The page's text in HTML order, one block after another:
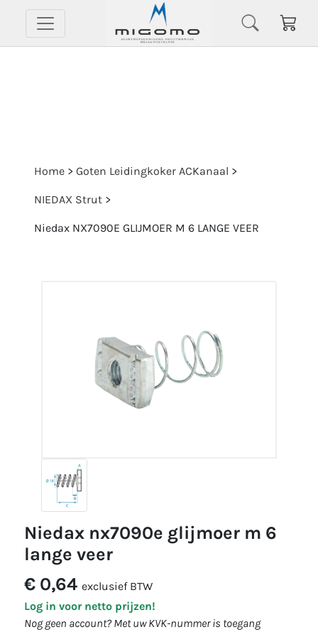
Home > Goten Leidingkoker ACKanaal >
NIEDAX Strut >
Niedax NX7090E GLIJMOER M 6 LANGE VEER
niedax nx7090e glijmoer m 6
lange veer
€ 0,64 exclusief BTW
Log in voor netto prijzen!
Nog geen account? Met uw KVK-nummer is toegang